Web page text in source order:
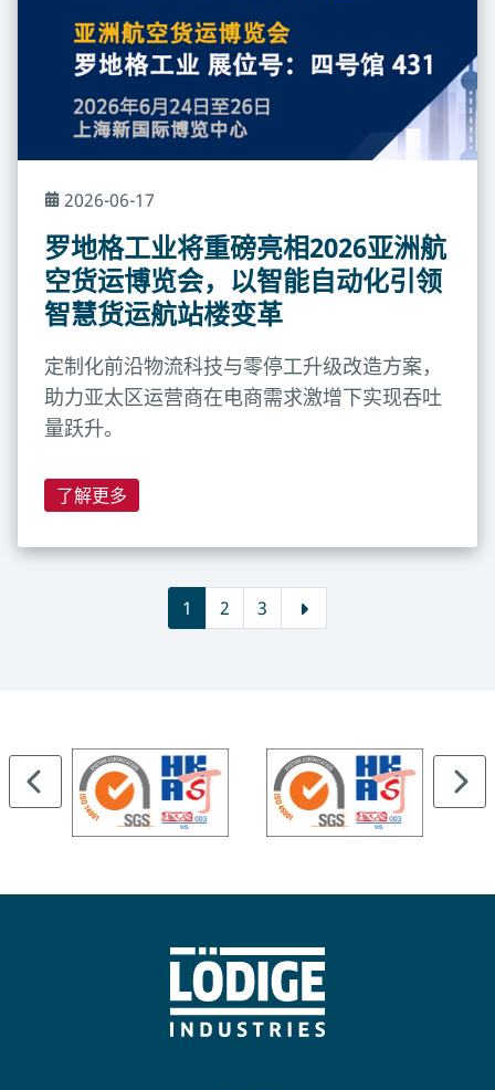
2026-06-17
罗地格工业将重磅亮相2026亚洲航
空货运博览会，以智能自动化引领
智慧货运航站楼变革
定制化前沿物流科技与零停工升级改造方案，
助力亚太区运营商在电商需求激增下实现吞吐
量跃升。
了解更多
1 2 3